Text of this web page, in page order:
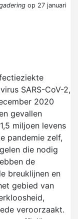
op 27 januari
SARS-CoV-2,
2020
gevallen
miljoen levens
pandemie zelf,
die nodig
de
breuklijnen en
gebied van
veroorzaakt.